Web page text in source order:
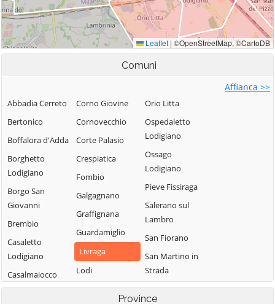
Comuni
Affianca >>
Abbadia Cerreto
Bertonico
Boffalora d'Adda
Borghetto
Lodigiano
Borgo San
Giovanni
Brembio
Casaletto
Lodigiano
Casalmaiocco
Corno Giovine
Cornovecchio
Corte Palasio
Crespiatica
Fombio
Galgagnano
Graffignana
Guardamiglio
Livraga
Lodi
Lodi Vecchio
Orio Litta
Ospedaletto
Lodigiano
Ossago
Lodigiano
Pieve Fissiraga
Salerano sul
Lambro
San Fiorano
San Martino in
Strada
San Rocco al
Province